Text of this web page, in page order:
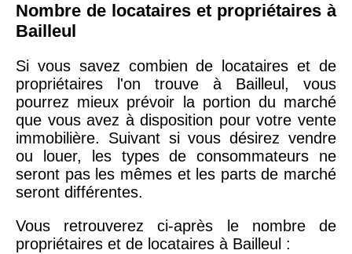
Nombre de locataires et propriétaires à
Bailleul
Si vous savez combien de locataires et de
propriétaires l'on trouve à Bailleul, vous
pourrez mieux prévoir la portion du marché
que vous avez à disposition pour votre vente
immobilière. Suivant si vous désirez vendre
ou louer, les types de consommateurs ne
seront pas les mêmes et les parts de marché
seront différentes.
Vous retrouverez ci-après le nombre de
propriétaires et de locataires à Bailleul :